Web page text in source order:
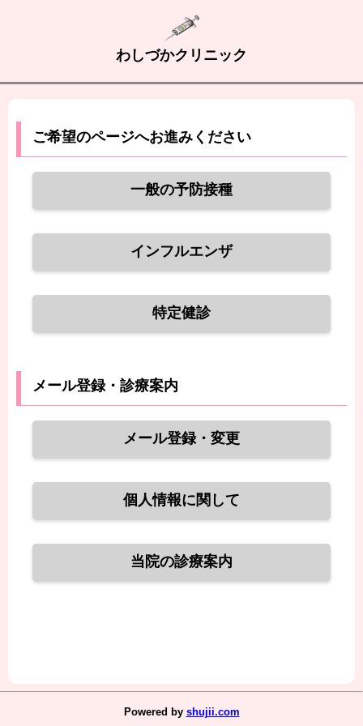
わしづかクリニック
ご希望のページへお進みください
一般の予防接種
インフルエンザ
特定健診
メール登録・診療案内
メール登録・変更
個人情報に関して
当院の診療案内
Powered by shujii.com